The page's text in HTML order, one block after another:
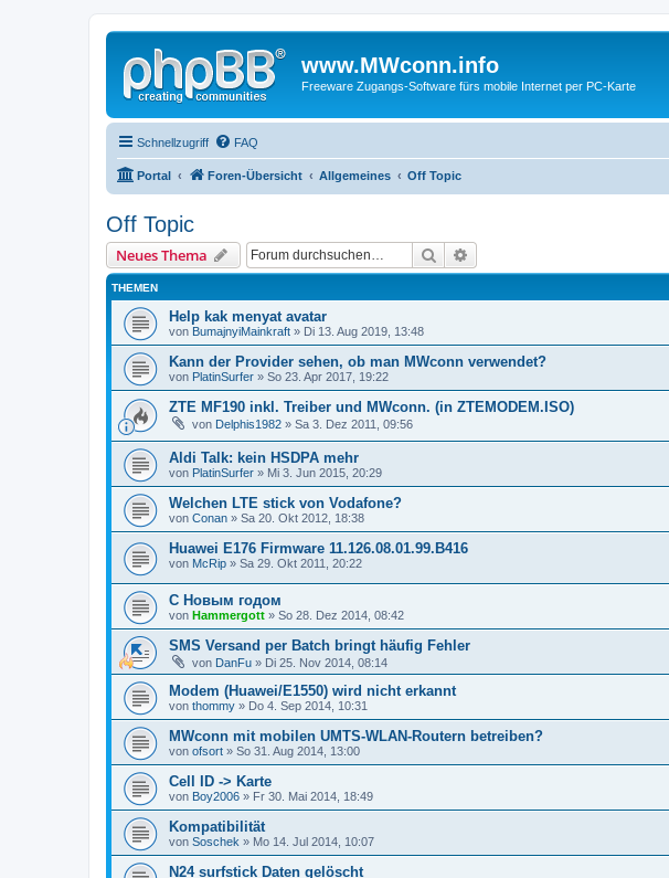
www.MWconn.info
Freeware Zugangs-Software fürs mobile Internet per PC-Karte
Schnellzugriff FAQ
Portal Foren-Übersicht Allgemeines Off Topic
Off Topic
Neues Thema Suche
THEMEN
Help kak menyat avatar
von BumajnyiMainkraft » Di 13. Aug 2019, 13:48
Kann der Provider sehen, ob man MWconn verwendet?
von PlatinSurfer » So 23. Apr 2017, 19:22
ZTE MF190 inkl. Treiber und MWconn. (in ZTEMODEM.ISO)
von Delphis1982 » Sa 3. Dez 2011, 09:56
Aldi Talk: kein HSDPA mehr
von PlatinSurfer » Mi 3. Jun 2015, 20:29
Welchen LTE stick von Vodafone?
von Conan » Sa 20. Okt 2012, 18:38
Huawei E176 Firmware 11.126.08.01.99.B416
von McRip » Sa 29. Okt 2011, 20:22
C Новым годом
von Hammergott » So 28. Dez 2014, 08:42
SMS Versand per Batch bringt häufig Fehler
von DanFu » Di 25. Nov 2014, 08:14
Modem (Huawei/E1550) wird nicht erkannt
von thommy » Do 4. Sep 2014, 10:31
MWconn mit mobilen UMTS-WLAN-Routern betreiben?
von ofsort » So 31. Aug 2014, 13:00
Cell ID -> Karte
von Boy2006 » Fr 30. Mai 2014, 18:49
Kompatibilität
von Soschek » Mo 14. Jul 2014, 10:07
N24 surfstick Daten gelöscht